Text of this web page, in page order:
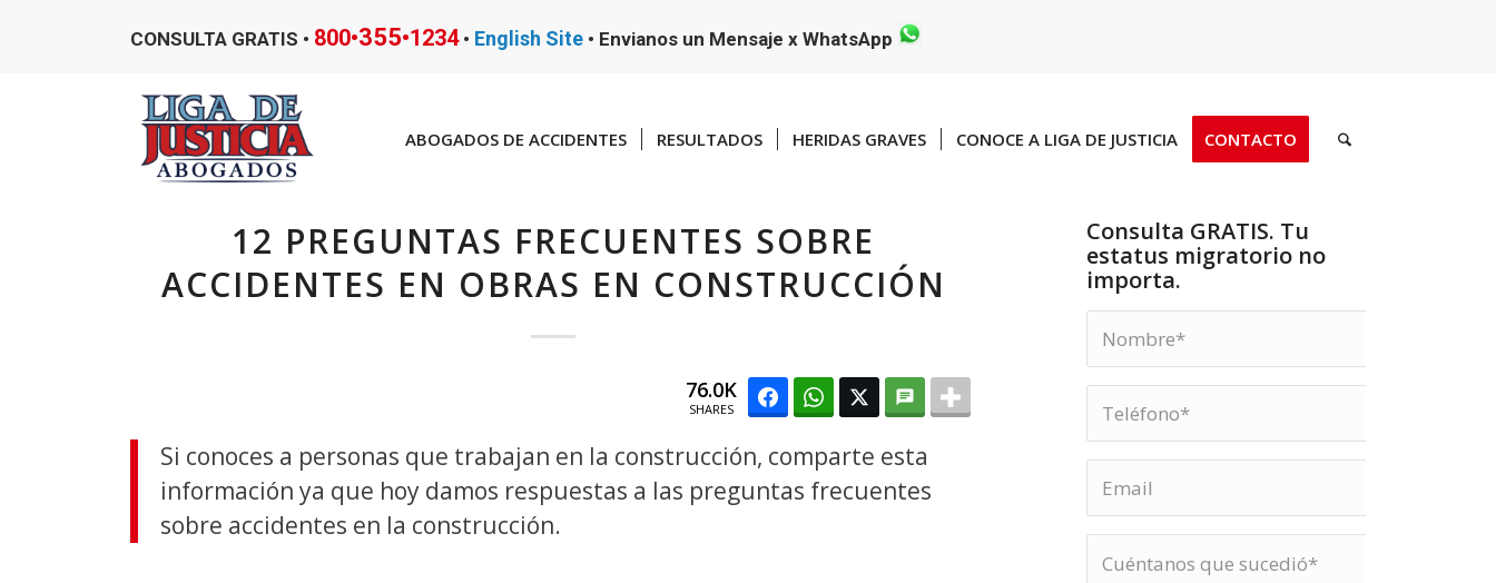
CONSULTA GRATIS • 800•355•1234• English Site • Envianos un Mensaje x WhatsApp
ABOGADOS DE ACCIDENTES RESULTADOS HERIDAS GRAVES CONOCE A LIGA DE JUSTICIA CONTACTO
12 PREGUNTAS FRECUENTES SOBRE
ACCIDENTES EN OBRAS EN CONSTRUCCIÓN
76.0K
SHARES
Si conoces a personas que trabajan en la construcción, comparte esta
información ya que hoy damos respuestas a las preguntas frecuentes
sobre accidentes en la construcción.
Consulta GRATIS. Tu
estatus migratorio no
importa.